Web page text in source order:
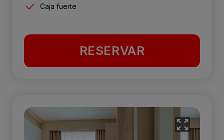
Caja fuerte
RESERVAR